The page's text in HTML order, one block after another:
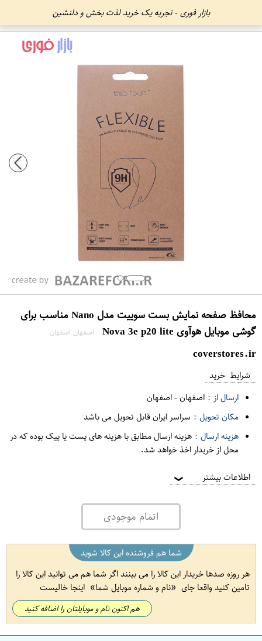
بازار فوری - تجربه یک خرید لذت بخش و دلنشین
محافظ صفحه نمایش بست سوییت مدل Nano مناسب برای
گوشی موبایل هوآوی Nova 3e p20 lite
اصفهان اصفهان
coverstores.ir
شرایط خرید
ارسال از : اصفهان-اصفهان
مکان تحویل : سراسر ایران قابل تحویل می باشد
هزینه ارسال : هزینه ارسال مطابق با هزینه های پست یا پیک بوده که در
محل از خریدار اخذ خواهد شد.
اطلاعات بیشتر ❯
اتمام موجودی
شما هم فروشنده این کالا شوید
هر روزه صدها خریدار این کالا را می بینند اگر شما هم می توانید این کالا را
تامین کنید واقعا جای
نام و شماره موبایل شما اینجا خالیست
هم اکنون نام و موبایلتان را اضافه کنید